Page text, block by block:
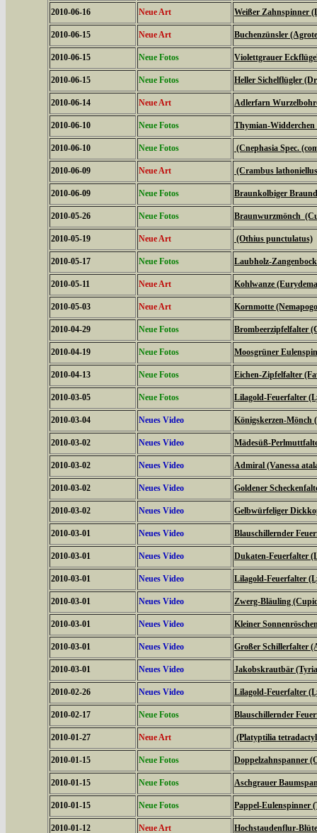
2010-06-16 Neue Art Weißer Zahnspinner
2010-06-15 Neue Art Buchenzünsler
2010-06-15 Neue Fotos Violettgrauer
2010-06-15 Neue Fotos Heller Sichelflügler
2010-06-14 Neue Art Adlerfarn
2010-06-10 Neue Fotos Thymian-
2010-06-10 Neue Fotos (Cnephasia Spec.
2010-06-09 Neue Art (Crambus
2010-06-09 Neue Fotos Braunkolbiger
2010-05-26 Neue Fotos Braunwurzmönch
2010-05-19 Neue Art (Othius punctulatus)
2010-05-17 Neue Fotos Laubholz-
2010-05-11 Neue Art Kohlwanze
2010-05-03 Neue Art Kornmotte
2010-04-29 Neue Fotos Brombeerzipfelfalter
2010-04-19 Neue Fotos Moosgrüner
2010-04-13 Neue Fotos Eichen-Zipfelfalter
2010-03-05 Neue Fotos Lilagold-Feuerfalter
2010-03-04 Neues Video Königskerzen-Mönch
2010-03-02 Neues Video Mädesüß-
2010-03-02 Neues Video Admiral (Vanessa
2010-03-02 Neues Video Goldener
2010-03-02 Neues Video Gelbwürfeliger
2010-03-01 Neues Video Blauschillernder
2010-03-01 Neues Video Dukaten-Feuerfalter
2010-03-01 Neues Video Lilagold-Feuerfalter
2010-03-01 Neues Video Zwerg-Bläuling
2010-03-01 Neues Video Kleiner
2010-03-01 Neues Video Großer Schillerfalter
2010-03-01 Neues Video Jakobskrautbär (Tyria
2010-02-26 Neues Video Lilagold-Feuerfalter
2010-02-17 Neue Fotos Blauschillernder
2010-01-27 Neue Art (Platyptilia
2010-01-15 Neue Fotos Doppelzahnspanner
2010-01-15 Neue Fotos Aschgrauer
2010-01-15 Neue Fotos Pappel-Eulenspinner
2010-01-12 Neue Art Hochstaudenflur-